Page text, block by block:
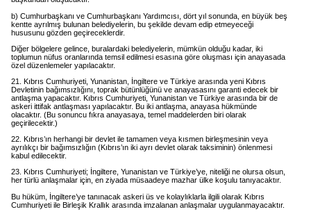
b) Cumhurbaşkanı ve Cumhurbaşkanı Yardımcısı, dört yıl sonunda, en büyük beş
kentte ayrılmış bulunan belediyelerin, bu şekilde devam edip etmeyeceği
hususunu gözden geçireceklerdir.
Diğer bölgelere gelince, buralardaki belediyelerin, mümkün olduğu kadar, iki
toplumun nüfus oranlarında temsil edilmesi esasına göre oluşması için anayasada
özel düzenlemeler yapılacaktır.
21. Kıbrıs Cumhuriyeti, Yunanistan, İngiltere ve Türkiye arasında yeni Kıbrıs
Devletinin bağımsızlığını, toprak bütünlüğünü ve anayasasını garanti edecek bir
antlaşma yapacaktır. Kıbrıs Cumhuriyeti, Yunanistan ve Türkiye arasında bir de
askeri ittifak antlaşması yapılacaktır. Bu iki antlaşma, anayasa hükmünde
olacaktır. (Bu sonuncu fıkra anayasaya, temel maddelerden biri olarak
geçirilecektir.)
22. Kıbrıs’ın herhangi bir devlet ile tamamen veya kısmen birleşmesinin veya
ayrılıkçı bir bağımsızlığın (Kıbrıs’ın iki ayrı devlet olarak taksiminin) önlenmesi
kabul edilecektir.
23. Kıbrıs Cumhuriyeti; İngiltere, Yunanistan ve Türkiye’ye, niteliği ne olursa olsun,
her türlü anlaşmalar için, en ziyada müsaadeye mazhar ülke koşulu tanıyacaktır.
Bu hüküm, İngiltere’ye tanınacak askeri üs ve kolaylıklarla ilgili olarak Kıbrıs
Cumhuriyeti ile Birleşik Krallık arasında imzalanan anlaşmalar uygulanmayacaktır.